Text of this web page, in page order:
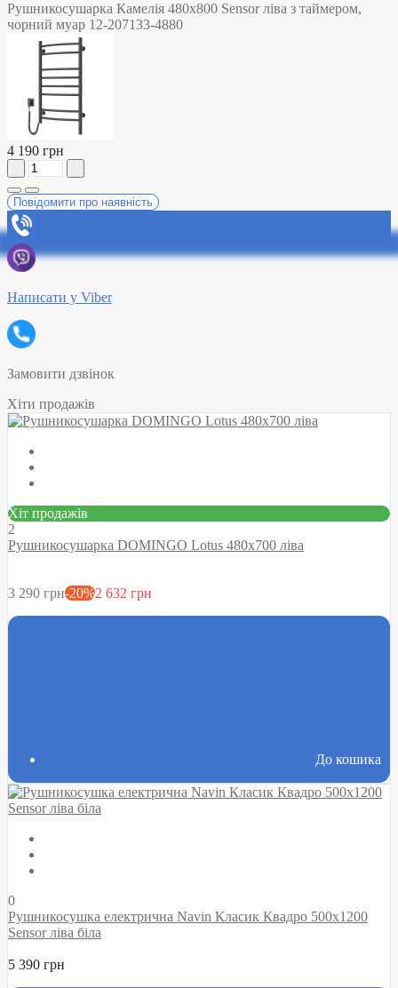
Рушникосушарка Камелія 480х800 Sensor ліва з таймером,
чорний муар 12-207133-4880
4 190 грн
Повідомити про наявність
Написати у Viber
Замовити дзвінок
Хіти продажів
Хіт продажів
2
Рушникосушарка DOMINGO Lotus 480х700 ліва
3 290 грн-20%2 632 грн
До кошика
0
Рушникосушка електрична Navin Класик Квадро 500х1200
Sensor ліва біла
5 390 грн